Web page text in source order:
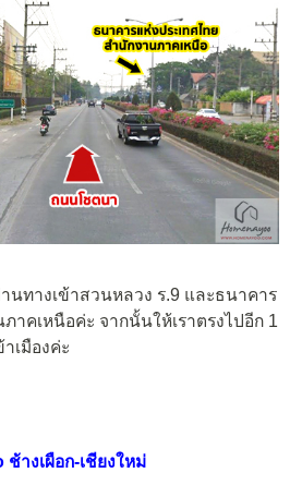
นทางเข้าสวนหลวง ร.9 และธนาคาร
าคเหนือค่ะ จากนั้นให้เราตรงไปอีก 1
เมืองค่ะ
างเผือก-เชียงใหม่